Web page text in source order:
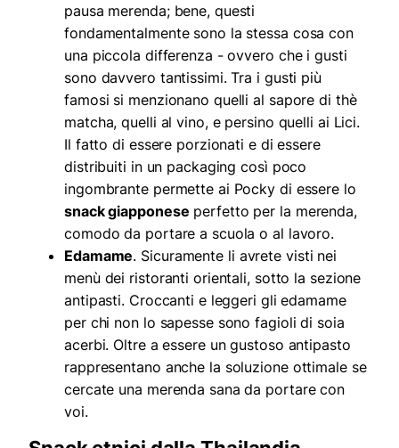
pausa merenda; bene, questi
fondamentalmente sono la stessa cosa con
una piccola differenza - ovvero che i gusti
sono davvero tantissimi. Tra i gusti più
famosi si menzionano quelli al sapore di thè
matcha, quelli al vino, e persino quelli ai Lici.
Il fatto di essere porzionati e di essere
distribuiti in un packaging così poco
ingombrante permette ai Pocky di essere lo
snack giapponese perfetto per la merenda,
comodo da portare a scuola o al lavoro.
Edamame. Sicuramente li avrete visti nei
menù dei ristoranti orientali, sotto la sezione
antipasti. Croccanti e leggeri gli edamame
per chi non lo sapesse sono fagioli di soia
acerbi. Oltre a essere un gustoso antipasto
rappresentano anche la soluzione ottimale se
cercate una merenda sana da portare con
voi.